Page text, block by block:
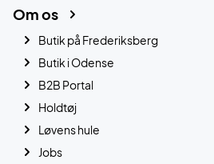
Om os
Butik på Frederiksberg
Butik i Odense
B2B Portal
Holdtøj
Løvens hule
Jobs